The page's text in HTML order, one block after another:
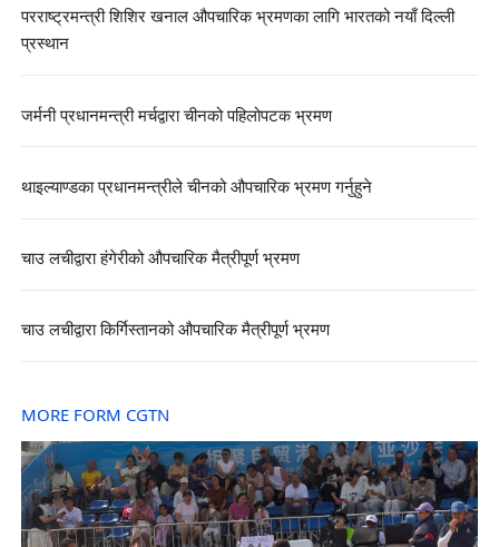
परराष्ट्रमन्त्री शिशिर खनाल औपचारिक भ्रमणका लागि भारतको नयाँ दिल्ली
प्रस्थान
जर्मनी प्रधानमन्त्री मर्चद्वारा चीनको पहिलोपटक भ्रमण
थाइल्याण्डका प्रधानमन्त्रीले चीनको औपचारिक भ्रमण गर्नुहुने
चाउ लचीद्वारा हंगेरीको औपचारिक मैत्रीपूर्ण भ्रमण
चाउ लचीद्वारा किर्गिस्तानको औपचारिक मैत्रीपूर्ण भ्रमण
MORE FORM CGTN